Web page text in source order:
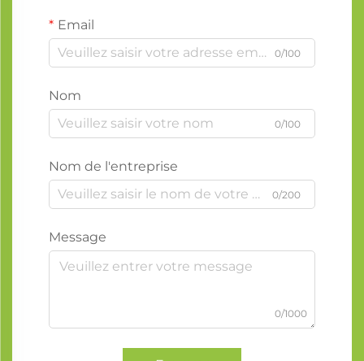
Email
0/100
Nom
0/100
Nom de l'entreprise
0/200
Message
0/1000